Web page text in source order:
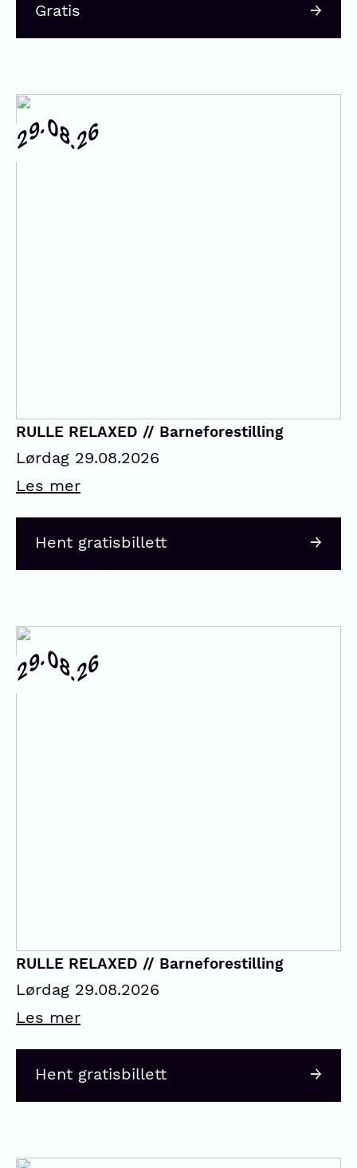
Gratis
29.08.26
RULLE RELAXED // Barneforestilling
Lørdag 29.08.2026
Les mer
Hent gratisbillett
29.08.26
RULLE RELAXED // Barneforestilling
Lørdag 29.08.2026
Les mer
Hent gratisbillett